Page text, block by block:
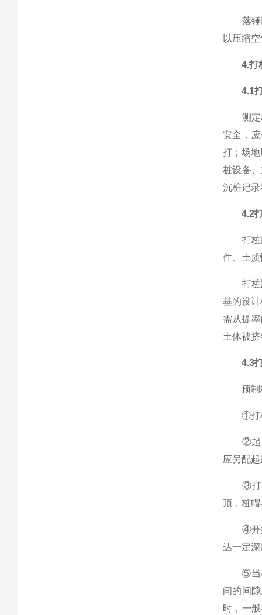
落锤以
以压缩
4.打
4.1打
测定桩
安全，
打；场
桩设备
沉桩记
4.2
打桩顺
件、土
打桩顺
基的设
需从提
土体被
4.3
预制桩
①打桩
②起吊
应另配
③打桩
顶，桩
④开始
达一定
⑤当桩
间的间
时，一